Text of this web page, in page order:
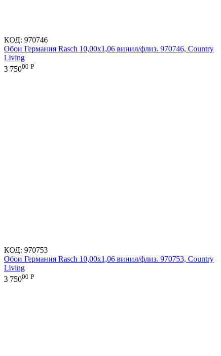
КОД: 970746
Обои Германия Rasch 10,00x1,06 винил/флиз. 970746, Country
Living
3 75000 Р
КОД: 970753
Обои Германия Rasch 10,00x1,06 винил/флиз. 970753, Country
Living
3 75000 Р